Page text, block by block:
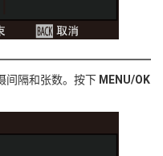
间隔和张数。按下 MENU/OK